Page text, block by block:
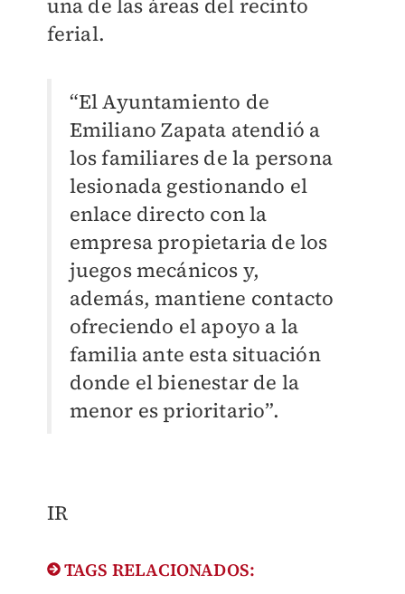
una de las áreas del recinto
ferial.
“El Ayuntamiento de
Emiliano Zapata atendió a
los familiares de la persona
lesionada gestionando el
enlace directo con la
empresa propietaria de los
juegos mecánicos y,
además, mantiene contacto
ofreciendo el apoyo a la
familia ante esta situación
donde el bienestar de la
menor es prioritario”.
IR
TAGS RELACIONADOS: